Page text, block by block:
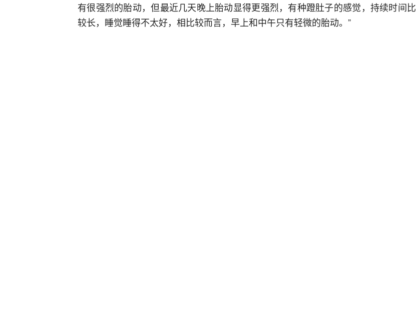
有很强烈的胎动，但最近几天晚上胎动显得更强烈，有种蹬肚子的感觉，持续时间比
较长，睡觉睡得不太好，相比较而言，早上和中午只有轻微的胎动。”